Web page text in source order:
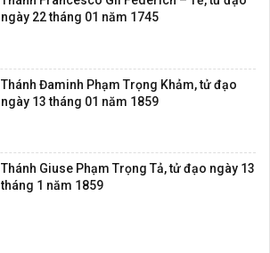
ngày 22 tháng 01 năm 1745
Thánh Đaminh Phạm Trọng Khảm, tử đạo
ngày 13 tháng 01 năm 1859
Thánh Giuse Phạm Trọng Tả, tử đạo ngày 13
tháng 1 năm 1859